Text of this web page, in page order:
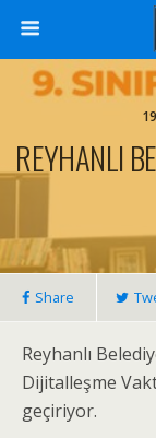
REYHANLI
Share
Reyhanlı
Dijitalleşme
geçiriyor.